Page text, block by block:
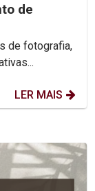
de
de fotografia,
LER MAIS